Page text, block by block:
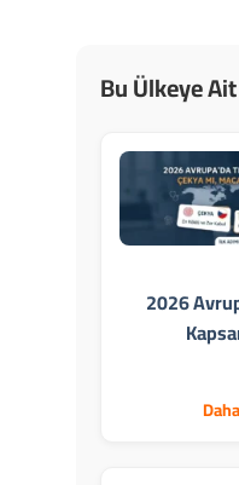
Bu Ülkeye
2026